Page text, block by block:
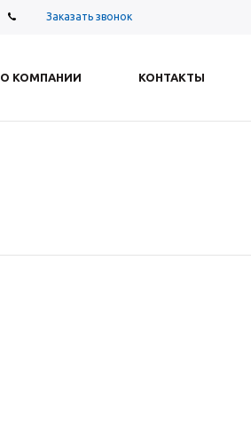
Заказать звонок
О КОМПАНИИ КОНТАКТЫ